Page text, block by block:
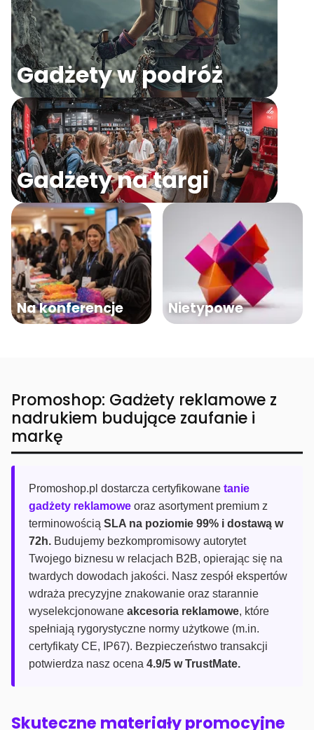
Gadżety w podróż
Gadżety na targi
Na konferencje Nietypowe
Promoshop: Gadżety reklamowe z
nadrukiem budujące zaufanie i
markę
Promoshop.pl dostarcza certyfikowane tanie
gadżety reklamowe oraz asortyment premium z
terminowością SLA na poziomie 99% i dostawą w
72h. Budujemy bezkompromisowy autorytet
Twojego biznesu w relacjach B2B, opierając się na
twardych dowodach jakości. Nasz zespół ekspertów
wdraża precyzyjne znakowanie oraz starannie
wyselekcjonowane akcesoria reklamowe, które
spełniają rygorystyczne normy użytkowe (m.in.
certyfikaty CE, IP67). Bezpieczeństwo transakcji
potwierdza nasz ocena 4.9/5 w TrustMate.
Skuteczne materiały promocyjne